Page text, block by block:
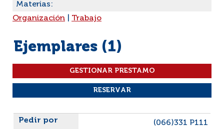
Materias:
Organización
Trabajo
Ejemplares (1)
Liste des exemplaires
(066)331 P111